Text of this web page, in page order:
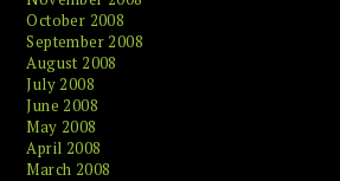
October 2008
September 2008
August 2008
July 2008
June 2008
May 2008
April 2008
March 2008